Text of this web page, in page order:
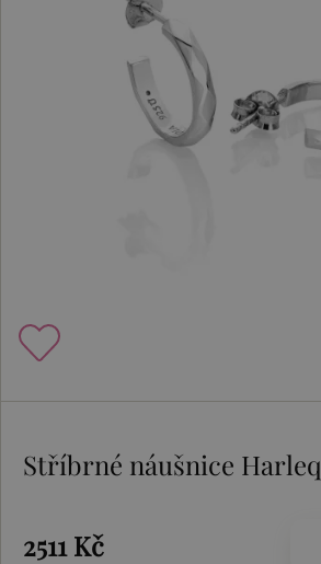
Stříbrné náušnice
2511 Kč